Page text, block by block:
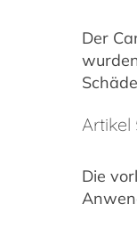
Der
Artikel
Die